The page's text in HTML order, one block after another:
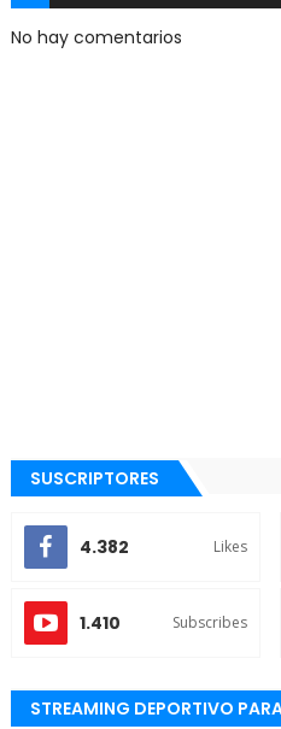
No hay comentarios
SUSCRIPTORES
4.382 Likes
1.410 Subscribes
STREAMING DEPORTIVO